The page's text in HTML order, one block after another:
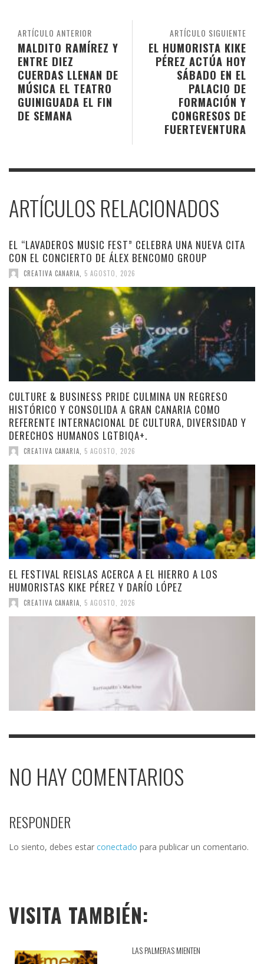
ARTÍCULO SIGUIENTE
EL HUMORISTA KIKE
PÉREZ ACTÚA HOY
SÁBADO EN EL
PALACIO DE
FORMACIÓN Y
CONGRESOS DE
FUERTEVENTURA
ARTÍCULO ANTERIOR
MALDITO RAMÍREZ Y
ENTRE DIEZ
CUERDAS LLENAN DE
MÚSICA EL TEATRO
GUINIGUADA EL FIN
DE SEMANA
ARTÍCULOS RELACIONADOS
EL “LAVADEROS MUSIC FEST” CELEBRA UNA NUEVA CITA
CON EL CONCIERTO DE ÁLEX BENCOMO GROUP
CREATIVA CANARIA 5 AGOSTO, 2026
CULTURE & BUSINESS PRIDE CULMINA UN REGRESO
HISTÓRICO Y CONSOLIDA A GRAN CANARIA COMO
REFERENTE INTERNACIONAL DE CULTURA, DIVERSIDAD Y
DERECHOS HUMANOS LGTBIQA+.
CREATIVA CANARIA 5 AGOSTO, 2026
EL FESTIVAL REISLAS ACERCA A EL HIERRO A LOS
HUMORISTAS KIKE PÉREZ Y DARÍO LÓPEZ
CREATIVA CANARIA 5 AGOSTO, 2026
NO HAY COMENTARIOS
RESPONDER
Lo siento, debes estar conectado para publicar un comentario.
VISITA TAMBIÉN:
LAS PALMERAS MIENTEN